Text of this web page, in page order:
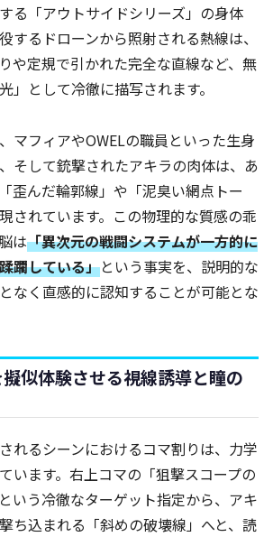
る「アウトサイドシリーズ」の身体
するドローンから照射される熱線は、
や定規で引かれた完全な直線など、無
」として冷徹に描写されます。
マフィアやOWELの職員といった生身
そして銃撃されたアキラの肉体は、あ
歪んだ輪郭線」や「泥臭い網点トー
されています。この物理的な質感の乖
は「異次元の戦闘システムが一方的に
躙している」という事実を、説明的な
なく直感的に認知することが可能とな
似体験させる視線誘導と瞳の
れるシーンにおけるコマ割りは、力学
います。右上コマの「狙撃スコープの
いう冷徹なターゲット指定から、アキ
ち込まれる「斜めの破壊線」へと、読